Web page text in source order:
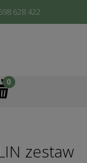
628 422
zestaw